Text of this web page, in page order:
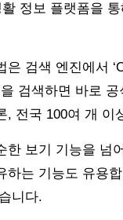
정보 플랫폼을
은 검색 엔진에서
을 검색하면 바로
, 전국 100여 개
한 보기 기능을 넘
하는 기능도 유용
니다.